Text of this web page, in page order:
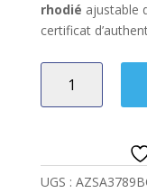
rhodié ajustable
certificat
UGS :